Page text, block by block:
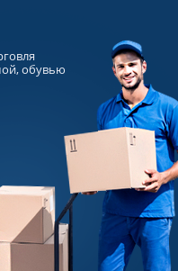
обувью